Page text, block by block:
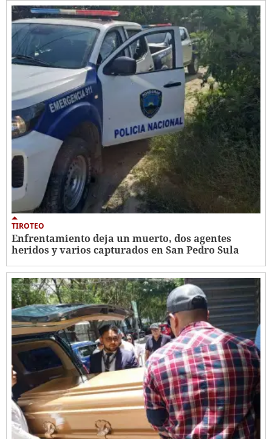
TIROTEO
Enfrentamiento deja un muerto, dos agentes
heridos y varios capturados en San Pedro Sula